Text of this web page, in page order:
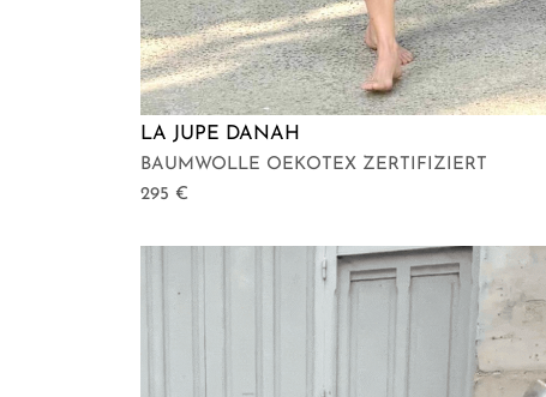
LA JUPE DANAH
BAUMWOLLE OEKOTEX ZERTIFIZIERT
295 €